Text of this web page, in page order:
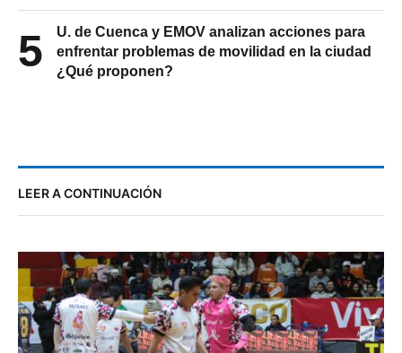
5
U. de Cuenca y EMOV analizan acciones para
enfrentar problemas de movilidad en la ciudad
¿Qué proponen?
LEER A CONTINUACIÓN